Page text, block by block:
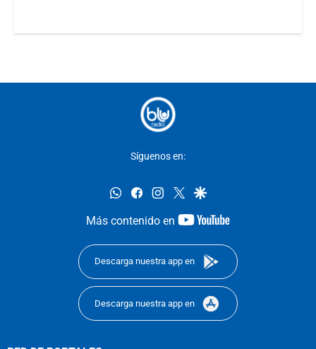
Síguenos en:
whatsappfacebookinstagram
twittergoogle
Más contenido en
youtube-
Descarga nuestra app en
Descarga nuestra app en